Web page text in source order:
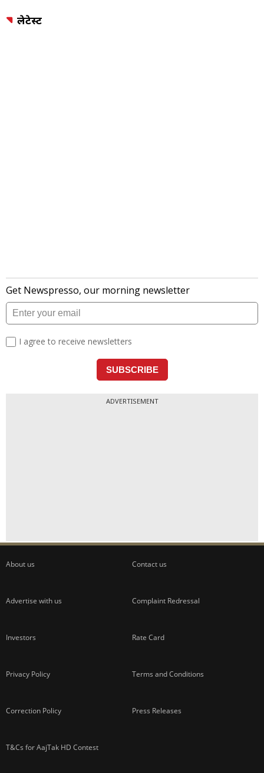
लेटेस्ट
ADVERTISEMENT
About us Contact us
Advertise with us Complaint Redressal
Investors Rate Card
Privacy Policy Terms and Conditions
Correction Policy Press Releases
T&Cs for AajTak HD Contest